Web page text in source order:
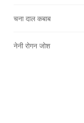
चना दाल कबाब
नेनी रोगन जोश